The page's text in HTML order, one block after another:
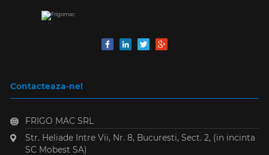
Contacteaza-ne!
FRIGO MAC SRL
Str. Heliade Intre Vii, Nr. 8, Bucuresti, Sect. 2, (in incinta
SC Mobest SA)